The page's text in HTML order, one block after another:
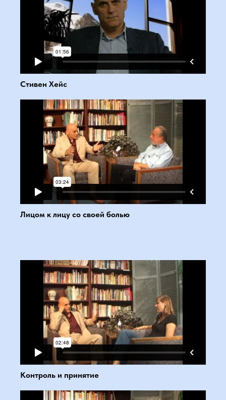
Стивен Хейс
Лицом к лицу со своей болью
Контроль и принятие